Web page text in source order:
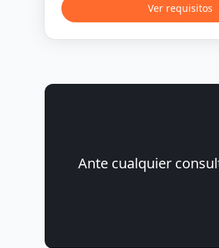
Ver requisitos
Ante cualquier